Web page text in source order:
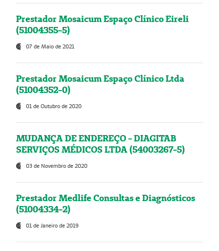
Prestador Mosaicum Espaço Clínico Eireli
(51004355-5)
07 de Maio de 2021
Prestador Mosaicum Espaço Clínico Ltda
(51004352-0)
01 de Outubro de 2020
MUDANÇA DE ENDEREÇO - DIAGITAB
SERVIÇOS MÉDICOS LTDA (54003267-5)
03 de Novembro de 2020
Prestador Medlife Consultas e Diagnósticos
(51004334-2)
01 de Janeiro de 2019